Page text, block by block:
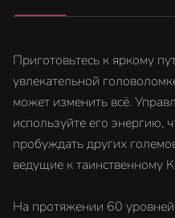
Приготовьтесь к яркому
увлекательной
может изменить всё.
используйте его энергию,
пробуждать других
ведущие к таинственному
На протяжении 60